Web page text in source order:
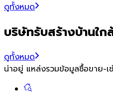
ดูทั้งหมด
บริษัทรับสร้างบ้านใก
ดูทั้งหมด
น่าอยู่ แหล่งรวมข้อมูลซื้อขาย-เ